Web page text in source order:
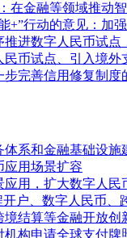
在金融等领域推动
+”行动的意见：加
推进数字人民币试
币试点、引入境外
完善信用修复制度
系和金融基础设施
应用场景扩容
用，扩大数字人民
户、数字人民币、
结算等金融开放创
构申请全球支付牌